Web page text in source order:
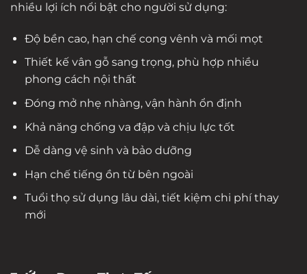
nhiều lợi ích nổi bật cho người sử dụng:
Độ bền cao, hạn chế cong vênh và mối mọt
Thiết kế vân gỗ sang trọng, phù hợp nhiều
phong cách nội thất
Đóng mở nhẹ nhàng, vận hành ổn định
Khả năng chống va đập và chịu lực tốt
Dễ dàng vệ sinh và bảo dưỡng
Hạn chế tiếng ồn từ bên ngoài
Tuổi thọ sử dụng lâu dài, tiết kiệm chi phí thay
mới